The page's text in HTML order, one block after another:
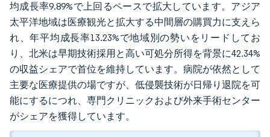
均成長率9.89%で上回るペースで拡大しています。アジア
太平洋地域は医療観光と拡大する中間層の購買力に支えら
れ、年平均成長率13.23%で地域別の勢いをリードしてお
り、北米は早期技術採用と高い可処分所得を背景に42.34%
の収益シェアで首位を維持しています。病院が依然として
主要な医療提供の場ですが、低侵襲技術が日帰り退院を可
能にするにつれ、専門クリニックおよび外来手術センター
がシェアを獲得しています。